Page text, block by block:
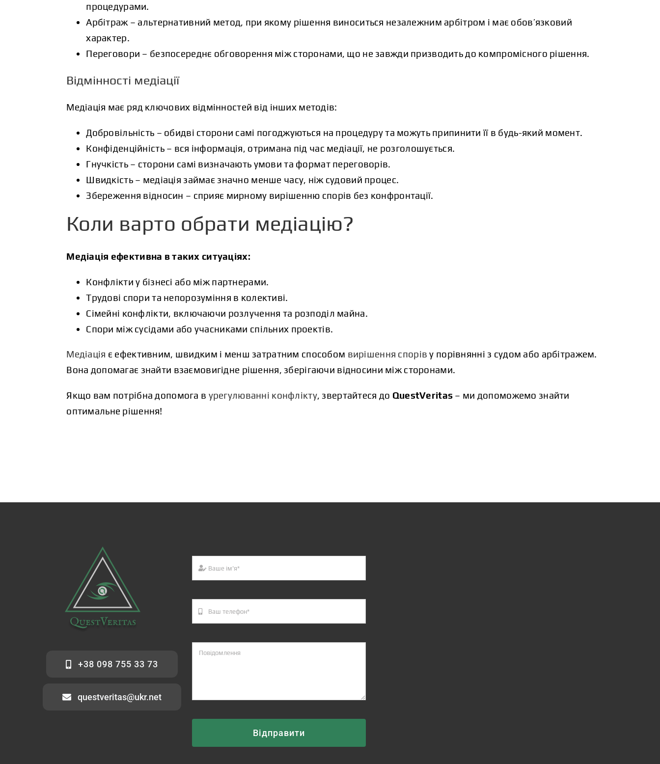
процедурами.
Арбітраж – альтернативний метод, при якому рішення виноситься незалежним арбітром і має обов’язковий
характер.
Переговори – безпосереднє обговорення між сторонами, що не завжди призводить до компромісного рішення.
Відмінності медіації
Медіація має ряд ключових відмінностей від інших методів:
Добровільність – обидві сторони самі погоджуються на процедуру та можуть припинити її в будь-який момент.
Конфіденційність – вся інформація, отримана під час медіації, не розголошується.
Гнучкість – сторони самі визначають умови та формат переговорів.
Швидкість – медіація займає значно менше часу, ніж судовий процес.
Збереження відносин – сприяє мирному вирішенню спорів без конфронтації.
Коли варто обрати медіацію?
Медіація ефективна в таких ситуаціях:
Конфлікти у бізнесі або між партнерами.
Трудові спори та непорозуміння в колективі.
Сімейні конфлікти, включаючи розлучення та розподіл майна.
Спори між сусідами або учасниками спільних проектів.
Медіація є ефективним, швидким і менш затратним способом вирішення спорів у порівнянні з судом або арбітражем.
Вона допомагає знайти взаємовигідне рішення, зберігаючи відносини між сторонами.
Якщо вам потрібна допомога в урегулюванні конфлікту, звертайтеся до QuestVeritas – ми допоможемо знайти
оптимальне рішення!
+38 098 755 33 73
questveritas@ukr.net
Відправити